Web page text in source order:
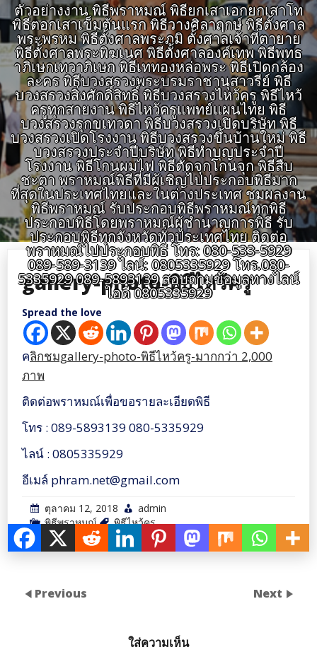
ตัวอย่างงาน พิธีพราหมณ์ พิธียกเสาเอกยกเสาโท
พิธีตอกเสาเข็มต้นแรก พิธีวางศิลาฤกษ์ พิธีตั้งศาล
พระพรหม พิธีตั้งศาลพระภูมิ ตั้งศาลเจ้าที่ตายาย
พิธีตั้งศาลพระพิฆเนศ พิธีตั้งศาลองค์เทพ พิธีพุทธ
าภิเษกเทวาภิเษก พิธีเททองหล่อพระ พิธีเปิดกล้อง
ละคร พิธีบวงสรวงพระบรมราชานุสาวรีย์ พิธี
บวงสรวงสิ่งศักดิ์สิทธิ์ พิธีบวงสรวงไหว้ครู พิธีไหว้
ครูทุกสายงาน พิธีไหว้ครูแพทย์แผนไทย พิธี
บวงสรวงรุกขเทวดา พิธีบวงสรวงเปิดบริษัท พิธี
บวงสรวงเปิดโรงงาน พิธีบวงสรวงขึ้นบ้านใหม่ พิธี
บวงสรวงประจำปีบริษัท พิธีทำบุญประจำปี
โรงงาน พิธีโกนผมไฟ พิธีตัดจุกโกนจุก พิธีสืบ
ชะตา พราหมณ์พิธีที่มีผู้เชิญไปประกอบพิธีมาก
ที่สุดในประเทศไทยและในต่างประเทศ ชมผลงาน
พิธีพราหมณ์ รับประกอบพิธีพราหมณ์ทุกพิธี
ประกอบพิธีโดยพราหมณ์ผู้ชำนาญการพิธี รับ
ประกอบพิธีทุกจังหวัดทั่วประเทศไทย ติดต่อ
พราหมณ์ไปประกอบพิธี โทร: 080-533-5929
089-589-3139 ไลน์: 0805335929 โทร.080-
5335929 089-5893139 สอบถามข้อมูลทางไลน์
ไอดี 0805335929
gallery-photo-พิธีไหว้ครู
Spread the love
คลิกชมgallery-photo-พิธีไหว้ครู-มากกว่า 2,000
ภาพ
ติดต่อพราหมณ์เพื่อขอรายละเอียดพิธี
โทร : 089-5893139 080-5335929
ไลน์ : 0805335929
อีเมล์ phram.net@gmail.com
ตุลาคม 12, 2018
admin
พิธีพราหมณ์
พิธีไหว้ครู
Previous Next
ใส่ความเห็น